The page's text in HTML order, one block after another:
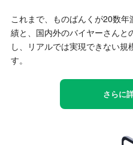
これまで、ものばんくが20数
績と、国内外のバイヤーさんと
し、リアルでは実現できない規
す。
さらに